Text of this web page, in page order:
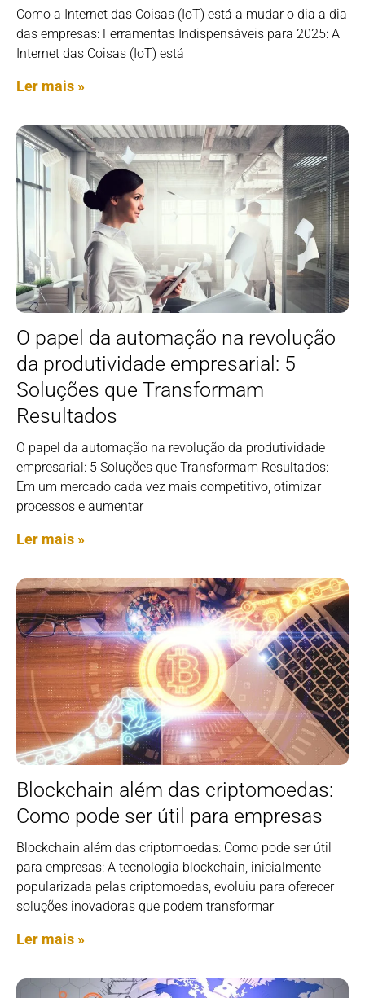
Como a Internet das Coisas (IoT) está a mudar o dia a dia
das empresas: Ferramentas Indispensáveis para 2025: A
Internet das Coisas (IoT) está
Ler mais »
O papel da automação na revolução
da produtividade empresarial: 5
Soluções que Transformam
Resultados
O papel da automação na revolução da produtividade
empresarial: 5 Soluções que Transformam Resultados:
Em um mercado cada vez mais competitivo, otimizar
processos e aumentar
Ler mais »
Blockchain além das criptomoedas:
Como pode ser útil para empresas
Blockchain além das criptomoedas: Como pode ser útil
para empresas: A tecnologia blockchain, inicialmente
popularizada pelas criptomoedas, evoluiu para oferecer
soluções inovadoras que podem transformar
Ler mais »